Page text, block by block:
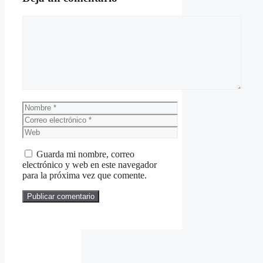
Nombre
Correo
electrónico
Web
Guarda mi nombre, correo
electrónico y web en este navegador
para la próxima vez que comente.